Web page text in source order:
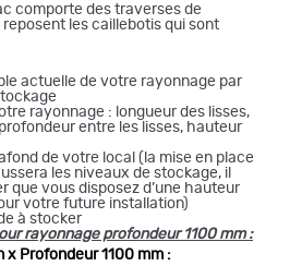
comporte des traverses de
les caillebotis qui sont
actuelle de votre rayonnage par
rayonnage : longueur des lisses,
entre les lisses, hauteur
de votre local (la mise en place
les niveaux de stockage, il
que vous disposez d’une hauteur
votre future installation)
à stocker
rayonnage profondeur 1100 mm :
x Profondeur 1100 mm :